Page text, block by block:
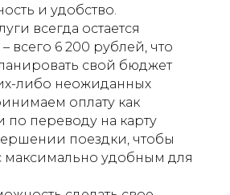
и удобство.
всегда остается
всего 6 200 рублей, что
свой бюджет
либо неожиданных
оплату как
по переводу на карту
поездки, чтобы
максимально удобным для